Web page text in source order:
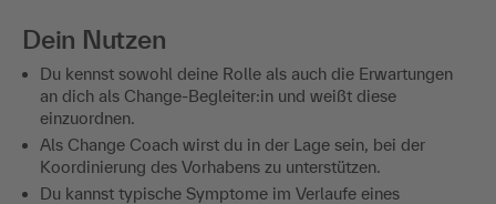
Dein Nutzen
Du kennst sowohl deine Rolle als auch die Erwartungen
an dich als Change-Begleiter:in und weißt diese
einzuordnen.
Als Change Coach wirst du in der Lage sein, bei der
Koordinierung des Vorhabens zu unterstützen.
Du kannst typische Symptome im Verlaufe eines